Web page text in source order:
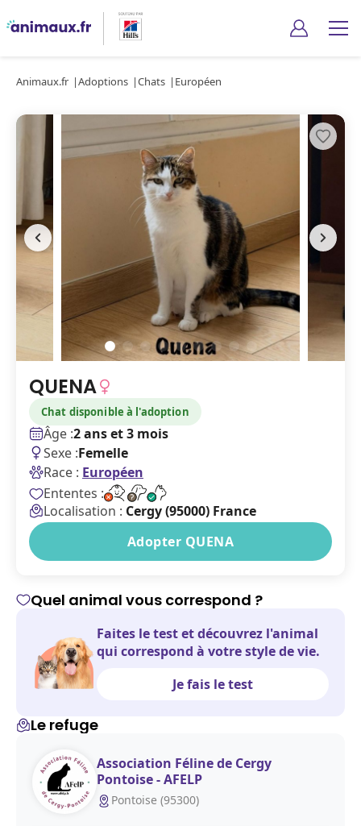
Animaux.fr Adoptions Chats Européen
QUENA
Chat disponible à l'adoption
Âge :2 ans et 3 mois
Sexe :Femelle
Race : Européen
Ententes :
Localisation : Cergy (95000) France
Adopter QUENA
Quel animal vous correspond ?
Faites le test et découvrez l'animal
qui correspond à votre style de vie.
Je fais le test
Le refuge
Association Féline de Cergy
Pontoise - AFELP
Pontoise (95300)